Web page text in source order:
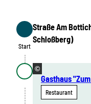
Start
Start
Straße Am
Schloßberg)
©
Gasthaus
Restaurant